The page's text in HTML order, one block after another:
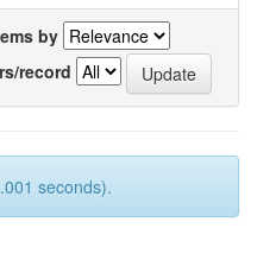
by
record
seconds).